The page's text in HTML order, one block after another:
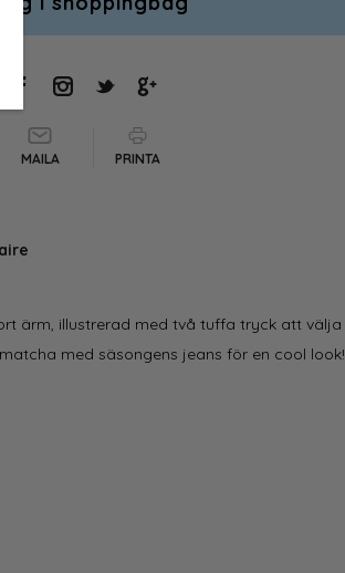
MAILA PRINTA
ärm, illustrerad med två tuffa tryck att välja
med säsongens jeans för en cool look!